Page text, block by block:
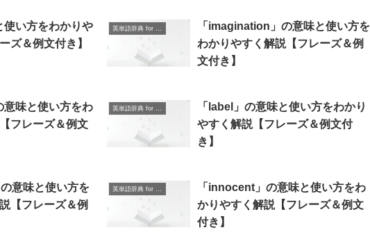
使い方をわかりや
ズ＆例文付き】
「imagination」の意味と使い方を
わかりやすく解説【フレーズ＆例
文付き】
意味と使い方をわ
フレーズ＆例文
英単語辞典 for Beginners
「label」の意味と使い方をわかり
やすく解説【フレーズ＆例文付
き】
意味と使い方を
【フレーズ＆例
英単語辞典 for Beginners
「innocent」の意味と使い方をわ
かりやすく解説【フレーズ＆例文
付き】